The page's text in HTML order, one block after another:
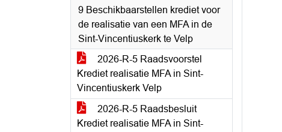
9 Beschikbaarstellen krediet voor
de realisatie van een MFA in de
Sint-Vincentiuskerk te Velp
2026-R-5 Raadsvoorstel
Krediet realisatie MFA in Sint-
Vincentiuskerk Velp
2026-R-5 Raadsbesluit
Krediet realisatie MFA in Sint-